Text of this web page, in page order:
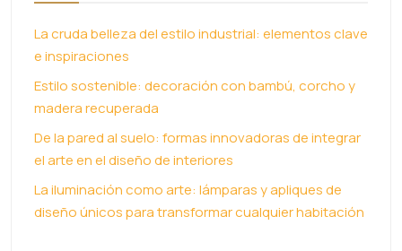
La cruda belleza del estilo industrial: elementos clave
e inspiraciones
Estilo sostenible: decoración con bambú, corcho y
madera recuperada
De la pared al suelo: formas innovadoras de integrar
el arte en el diseño de interiores
La iluminación como arte: lámparas y apliques de
diseño únicos para transformar cualquier habitación